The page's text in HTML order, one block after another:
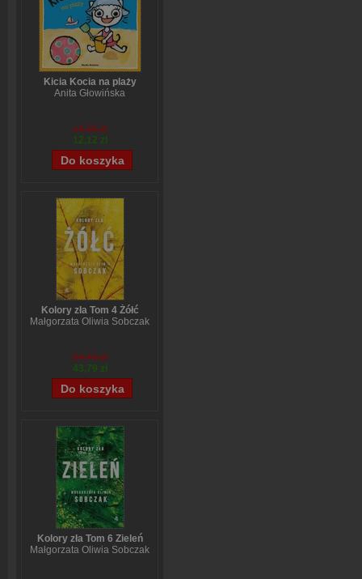
Kicia Kocia na plaży
Anita Głowińska
14,90 zł
12,12 zł
Kolory zła Tom 4 Żółć
Małgorzata Oliwia Sobczak
54,49 zł
43,79 zł
Kolory zła Tom 6 Zieleń
Małgorzata Oliwia Sobczak